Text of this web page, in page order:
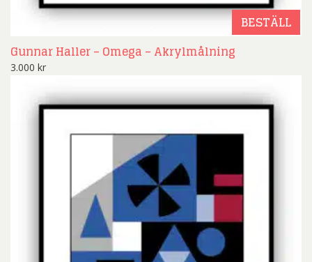
BESTÄLL
Gunnar Haller – Omega – Akrylmålning
3.000 kr